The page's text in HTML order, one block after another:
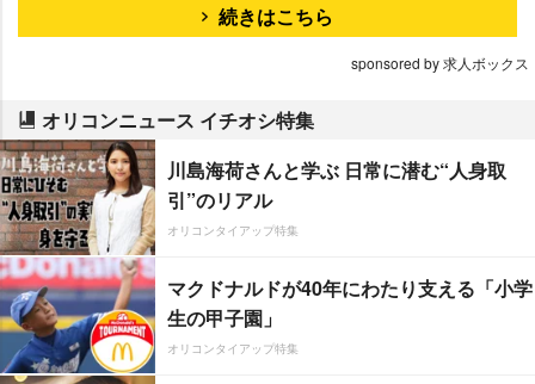
続きはこちら
sponsored by 求人ボックス
オリコンニュース イチオシ特集
川島海荷さんと学ぶ 日常に潜む“人身取
引”のリアル
オリコンタイアップ特集
マクドナルドが40年にわたり支える「小学
生の甲子園」
オリコンタイアップ特集